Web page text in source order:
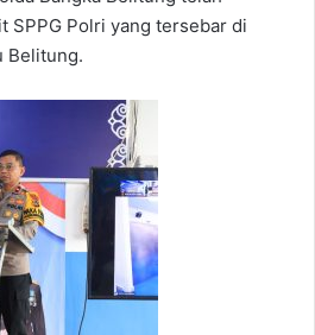
SPPG Polri yang tersebar di
Belitung.